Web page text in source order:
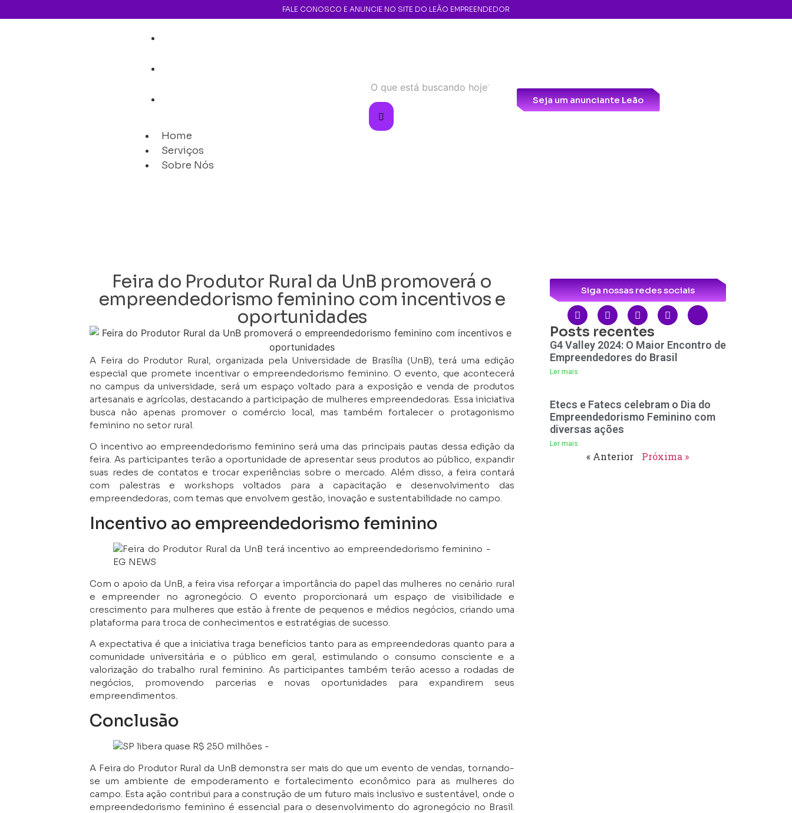
FALE CONOSCO E ANUNCIE NO SITE DO LEÃO EMPREENDEDOR
Home
Serviços
Sobre Nós
Seja um anunciante Leão
Feira do Produtor Rural da UnB promoverá o
empreendedorismo feminino com incentivos e
oportunidades
A Feira do Produtor Rural, organizada pela Universidade de Brasília (UnB), terá uma edição
especial que promete incentivar o empreendedorismo feminino. O evento, que acontecerá
no campus da universidade, será um espaço voltado para a exposição e venda de produtos
artesanais e agrícolas, destacando a participação de mulheres empreendedoras. Essa iniciativa
busca não apenas promover o comércio local, mas também fortalecer o protagonismo
feminino no setor rural.
O incentivo ao empreendedorismo feminino será uma das principais pautas dessa edição da
feira. As participantes terão a oportunidade de apresentar seus produtos ao público, expandir
suas redes de contatos e trocar experiências sobre o mercado. Além disso, a feira contará
com palestras e workshops voltados para a capacitação e desenvolvimento das
empreendedoras, com temas que envolvem gestão, inovação e sustentabilidade no campo.
Incentivo ao empreendedorismo feminino
Com o apoio da UnB, a feira visa reforçar a importância do papel das mulheres no cenário rural
e empreender no agronegócio. O evento proporcionará um espaço de visibilidade e
crescimento para mulheres que estão à frente de pequenos e médios negócios, criando uma
plataforma para troca de conhecimentos e estratégias de sucesso.
A expectativa é que a iniciativa traga benefícios tanto para as empreendedoras quanto para a
comunidade universitária e o público em geral, estimulando o consumo consciente e a
valorização do trabalho rural feminino. As participantes também terão acesso a rodadas de
negócios, promovendo parcerias e novas oportunidades para expandirem seus
empreendimentos.
Conclusão
A Feira do Produtor Rural da UnB demonstra ser mais do que um evento de vendas, tornando-
se um ambiente de empoderamento e fortalecimento econômico para as mulheres do
campo. Esta ação contribui para a construção de um futuro mais inclusivo e sustentável, onde o
empreendedorismo feminino é essencial para o desenvolvimento do agronegócio no Brasil.
Siga nossas redes sociais
Posts recentes
G4 Valley 2024: O Maior Encontro de
Empreendedores do Brasil
Ler mais
Etecs e Fatecs celebram o Dia do
Empreendedorismo Feminino com
diversas ações
Ler mais
« Anterior Próxima »